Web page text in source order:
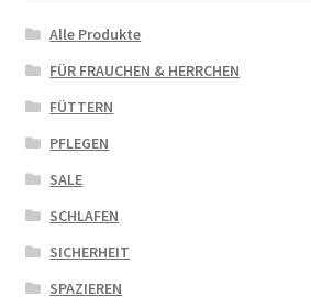
Alle Produkte
FÜR FRAUCHEN & HERRCHEN
FÜTTERN
PFLEGEN
SALE
SCHLAFEN
SICHERHEIT
SPAZIEREN